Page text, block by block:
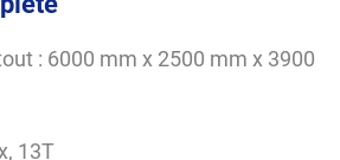
: 6000 mm x 2500 mm x 3900
13T